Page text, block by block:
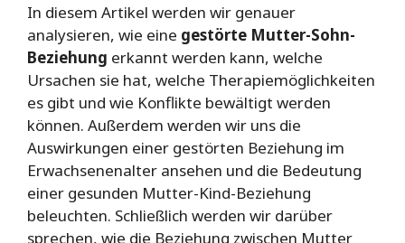
In diesem Artikel werden wir genauer
analysieren, wie eine gestörte Mutter-Sohn-
Beziehung erkannt werden kann, welche
Ursachen sie hat, welche Therapiemöglichkeiten
es gibt und wie Konflikte bewältigt werden
können. Außerdem werden wir uns die
Auswirkungen einer gestörten Beziehung im
Erwachsenenalter ansehen und die Bedeutung
einer gesunden Mutter-Kind-Beziehung
beleuchten. Schließlich werden wir darüber
sprechen, wie die Beziehung zwischen Mutter